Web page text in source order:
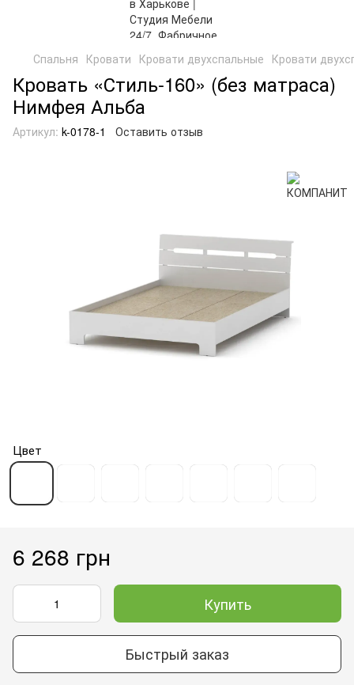
Спальня Кровати Кровати двухспальные Кровати
Кровать «Стиль-160» (без матраса)
Нимфея Альба
Артикул: k-0178-1 Оставить отзыв
Цвет
6 268 грн
Купить
Быстрый заказ